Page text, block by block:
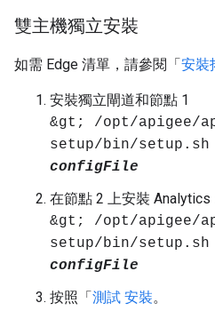
雙主機獨立安裝
如需 Edge 清單，請參閱「安裝
安裝獨立閘道和節點 1
&gt; /opt/apigee/
setup/bin/
configFile
在節點 2 上安裝 Analytics
&gt; /opt/apigee/
setup/bin/
configFile
按照「測試 安裝。